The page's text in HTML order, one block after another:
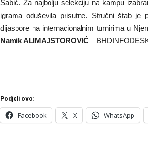
Šabić. Za najbolju selekciju na kampu
igrama oduševila prisutne. Stručni štab je
dijaspore na internacionalnim turnirima u
Namik ALIMAJSTOROVIĆ –
Podjeli ovo:
Facebook X WhatsApp